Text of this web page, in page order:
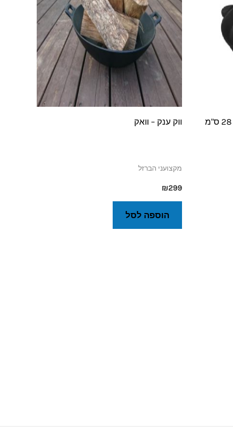
ווק ענק – וואק
מקצועני הברזל
₪299
הוספה לסל